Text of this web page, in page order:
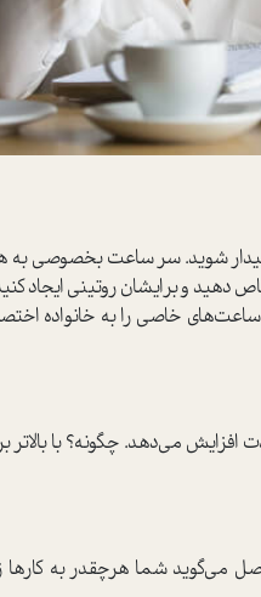
سر ساعت بخصوصی به
دهید و برایشان روتینی ایجاد
ساعت‌های خاصی را به خانواده
افزایش می‌دهد. چگونه؟ با
می‌گوید شما هرچقدر به کارها